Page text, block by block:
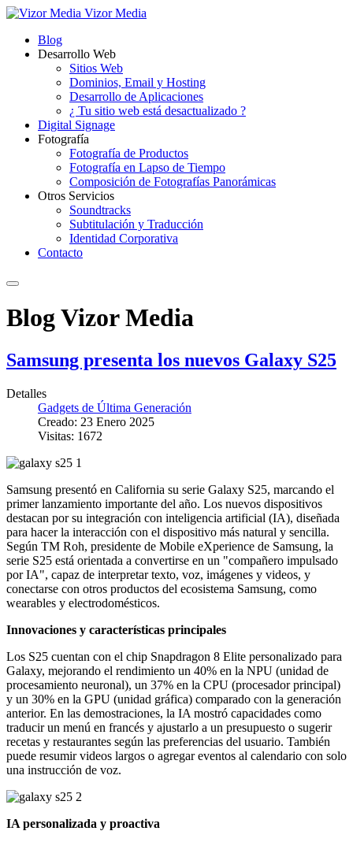
Vizor Media
Blog
Desarrollo Web
Sitios Web
Dominios, Email y Hosting
Desarrollo de Aplicaciones
¿ Tu sitio web está desactualizado ?
Digital Signage
Fotografía
Fotografía de Productos
Fotografía en Lapso de Tiempo
Composición de Fotografías Panorámicas
Otros Servicios
Soundtracks
Subtitulación y Traducción
Identidad Corporativa
Contacto
Blog Vizor Media
Samsung presenta los nuevos Galaxy S25
Detalles
Gadgets de Última Generación
Creado: 23 Enero 2025
Visitas: 1672
Samsung presentó en California su serie Galaxy S25, marcando el
primer lanzamiento importante del año. Los nuevos dispositivos
destacan por su integración con inteligencia artificial (IA), diseñada
para hacer la interacción con el dispositivo más natural y sencilla.
Según TM Roh, presidente de Mobile eXperience de Samsung, la
serie S25 está orientada a convertirse en un "compañero impulsado
por IA", capaz de interpretar texto, voz, imágenes y videos, y
conectarse con otros productos del ecosistema Samsung, como
wearables y electrodomésticos.
Innovaciones y características principales
Los S25 cuentan con el chip Snapdragon 8 Elite personalizado para
Galaxy, mejorando el rendimiento un 40% en la NPU (unidad de
procesamiento neuronal), un 37% en la CPU (procesador principal)
y un 30% en la GPU (unidad gráfica) comparado con la generación
anterior. En las demostraciones, la IA mostró capacidades como
traducir un menú en francés y ajustarlo a un presupuesto o sugerir
recetas y restaurantes según las preferencias del usuario. También
puede resumir videos largos o agregar eventos al calendario con solo
una instrucción de voz.
IA personalizada y proactiva